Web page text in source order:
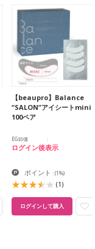
【beaupro】Balance
“SALON”アイシートmini
100ペア
EG卸価
ログイン後表示
ポイント :(1%)
(1)
ログインして購入